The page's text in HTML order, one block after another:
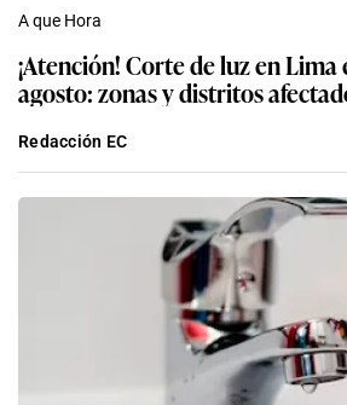
A que Hora
¡Atención! Corte de luz en Lima
agosto: zonas y distritos
Redacción EC